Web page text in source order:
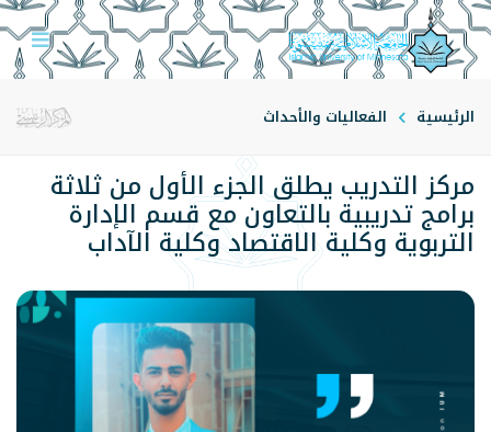
الرئيسية الفعاليات والأحداث
مركز التدريب يطلق الجزء الأول من ثلاثة
برامج تدريبية بالتعاون مع قسم الإدارة
التربوية وكلية الاقتصاد وكلية الآداب